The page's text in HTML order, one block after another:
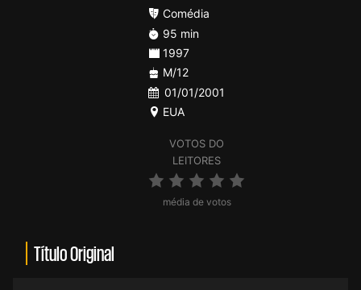
VOTOS DO
LEITORES
média de votos
Comédia
95 min
1997
M/12
01/01/2001
EUA
Título Original